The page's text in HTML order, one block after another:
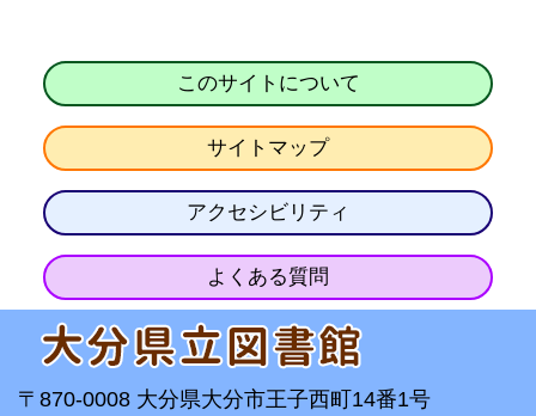
このサイトについて
サイトマップ
アクセシビリティ
よくある質問
〒870-0008 大分県大分市王子西町14番1号